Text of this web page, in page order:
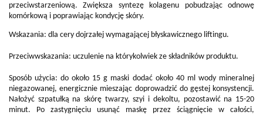
przeciwstarzeniową. Zwiększa syntezę kolagenu pobudzając odnowę
komórkową i poprawiając kondycję skóry.
Wskazania: dla cery dojrzałej wymagającej błyskawicznego liftingu.
Przeciwwskazania: uczulenie na którykolwiek ze składników produktu.
Sposób użycia: do około 15 g maski dodać około 40 ml wody mineralnej
niegazowanej, energicznie mieszając doprowadzić do gęstej konsystencji.
Nałożyć szpatułką na skórę twarzy, szyi i dekoltu, pozostawić na 15-20
minut. Po zastygnięciu usunąć maskę przez ściągnięcie w całości,